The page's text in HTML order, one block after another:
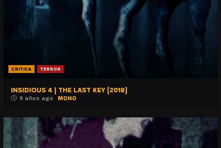
CRITICA TERROR
INSIDIOUS 4 | THE LAST KEY (2018)
9 años ago MONO